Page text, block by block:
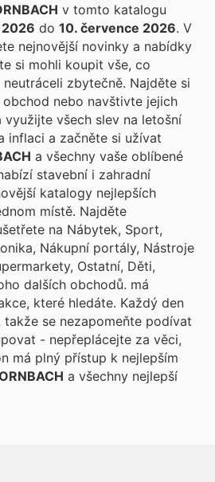
v tomto katalogu
do 10. července 2026. V
nejnovější novinky a nabídky
si mohli koupit vše, co
zbytečně. Najděte si
obchod nebo navštivte jejich
všech slev na letošní
inflaci a začněte si užívat
a všechny vaše oblíbené
stavební i zahradní
katalogy nejlepších
místě. Najděte
na Nábytek, Sport,
Nákupní portály, Nástroje
Ostatní, Děti,
dalších obchodů. má
které hledáte. Každý den
takže se nezapomeňte podívat
- nepřeplácejte za věci,
má plný přístup k nejlepším
a všechny nejlepší